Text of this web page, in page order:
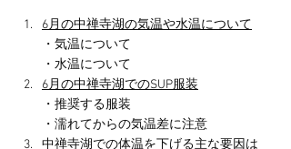
6月の中禅寺湖の気温や水温について
・気温について
・水温について
6月の中禅寺湖でのSUP服装
・推奨する服装
・濡れてからの気温差に注意
中禅寺湖での体温を下げる主な要因は